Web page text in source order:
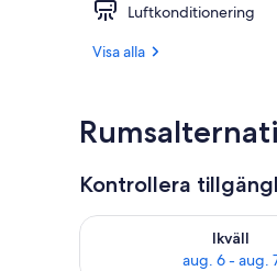
Luftkonditionering
Visa alla
Kontrollera
Ikväll
aug. 6 - aug.
Kontrollera